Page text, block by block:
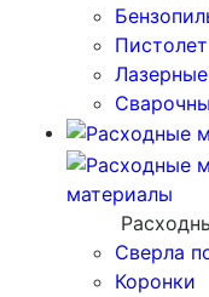
материалы
Сверла
Коронки